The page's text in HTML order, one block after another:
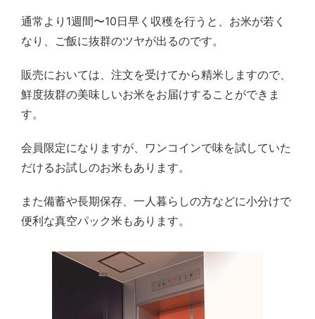
通常より1週間〜10日早く収穫を行うと、お米が若く
なり、ご飯に抜群のツヤが出るのです。
販売においては、注文を受けてから精米しますので、
鮮度抜群の美味しいお米をお届けすることができま
す。
会員限定になりますが、ワンコインで味を試していた
だけるお試しのお米もあります。
また備蓄や長期保存、一人暮らしの方などに小分けで
便利な真空パック米もあります。